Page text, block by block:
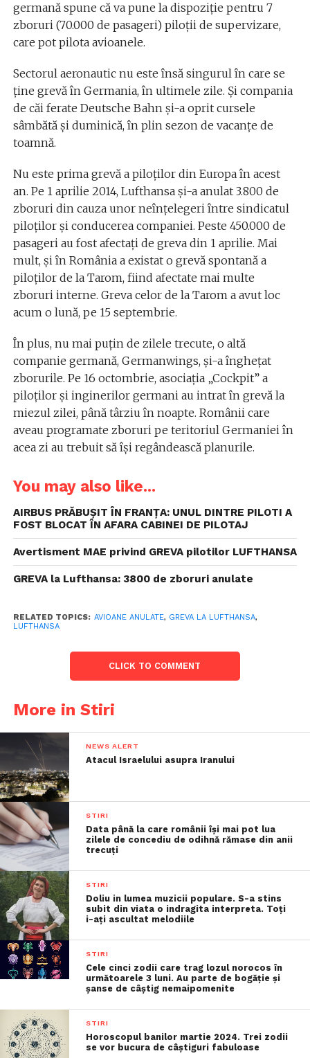
germană spune că va pune la dispoziție pentru 7
zboruri (70.000 de pasageri) piloții de supervizare,
care pot pilota avioanele.
Sectorul aeronautic nu este însă singurul în care se
ține grevă în Germania, în ultimele zile. Și compania
de căi ferate Deutsche Bahn și-a oprit cursele
sâmbătă și duminică, în plin sezon de vacanțe de
toamnă.
Nu este prima grevă a piloților din Europa în acest
an. Pe 1 aprilie 2014, Lufthansa și-a anulat 3.800 de
zboruri din cauza unor neînțelegeri între sindicatul
piloților și conducerea companiei. Peste 450.000 de
pasageri au fost afectați de greva din 1 aprilie. Mai
mult, și în România a existat o grevă spontană a
piloților de la Tarom, fiind afectate mai multe
zboruri interne. Greva celor de la Tarom a avut loc
acum o lună, pe 15 septembrie.
În plus, nu mai puțin de zilele trecute, o altă
companie germană, Germanwings, și-a înghețat
zborurile. Pe 16 octombrie, asociația „Cockpit” a
piloților și inginerilor germani au intrat în grevă la
miezul zilei, până târziu în noapte. Românii care
aveau programate zboruri pe teritoriul Germaniei în
acea zi au trebuit să își regândească planurile.
You may also like...
AIRBUS PRĂBUȘIT ÎN FRANȚA: UNUL DINTRE PILOTI A
FOST BLOCAT ÎN AFARA CABINEI DE PILOTAJ
Avertisment MAE privind GREVA pilotilor LUFTHANSA
GREVA la Lufthansa: 3800 de zboruri anulate
RELATED TOPICS: AVIOANE ANULATE, GREVA LA LUFTHANSA,
LUFTHANSA
CLICK TO COMMENT
More in Stiri
NEWS ALERT
Atacul Israelului asupra Iranului
STIRI
Data până la care românii îşi mai pot lua
zilele de concediu de odihnă rămase din anii
trecuţi
STIRI
Doliu in lumea muzicii populare. S-a stins
subit din viata o indragita interpreta. Toți
i-ați ascultat melodiile
STIRI
Cele cinci zodii care trag lozul norocos în
următoarele 3 luni. Au parte de bogăție și
șanse de câștig nemaipomenite
STIRI
Horoscopul banilor martie 2024. Trei zodii
se vor bucura de câștiguri fabuloase